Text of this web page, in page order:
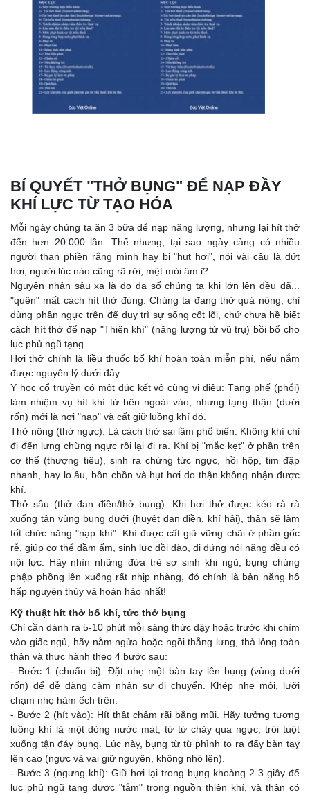
BÍ QUYẾT "THỞ BỤNG" ĐỂ NẠP ĐẦY
KHÍ LỰC TỪ TẠO HÓA
Mỗi ngày chúng ta ăn 3 bữa để nạp năng lượng, nhưng lại hít thở
đến hơn 20.000 lần. Thế nhưng, tại sao ngày càng có nhiều
người than phiền rằng mình hay bị "hụt hơi", nói vài câu là đứt
hơi, người lúc nào cũng rã rời, mệt mỏi âm ỉ?
Nguyên nhân sâu xa là do đa số chúng ta khi lớn lên đều đã...
"quên" mất cách hít thở đúng. Chúng ta đang thở quá nông, chỉ
dùng phần ngực trên để duy trì sự sống cốt lõi, chứ chưa hề biết
cách hít thở để nạp "Thiên khí" (năng lượng từ vũ trụ) bồi bổ cho
lục phủ ngũ tạng.
Hơi thở chính là liều thuốc bổ khí hoàn toàn miễn phí, nếu nắm
được nguyên lý dưới đây:
Y học cổ truyền có một đúc kết vô cùng vi diệu: Tạng phế (phổi)
làm nhiệm vụ hít khí từ bên ngoài vào, nhưng tạng thận (dưới
rốn) mới là nơi "nạp" và cất giữ luồng khí đó.
Thở nông (thở ngực): Là cách thở sai lầm phổ biến. Không khí chỉ
đi đến lưng chừng ngực rồi lại đi ra. Khí bị "mắc kẹt" ở phần trên
cơ thể (thượng tiêu), sinh ra chứng tức ngực, hồi hộp, tim đập
nhanh, hay lo âu, bồn chồn và hụt hơi do thận không nhận được
khí.
Thở sâu (thở đan điền/thở bụng): Khi hơi thở được kéo rà rà
xuống tận vùng bụng dưới (huyệt đan điền, khí hải), thận sẽ làm
tốt chức năng "nạp khí". Khí được cất giữ vững chãi ở phần gốc
rễ, giúp cơ thể đầm ấm, sinh lực dồi dào, đi đứng nói năng đều có
nội lực. Hãy nhìn những đứa trẻ sơ sinh khi ngủ, bụng chúng
phập phồng lên xuống rất nhịp nhàng, đó chính là bản năng hô
hấp nguyên thủy và hoàn hảo nhất!
Kỹ thuật hít thở bổ khí, tức thở bụng
Chỉ cần dành ra 5-10 phút mỗi sáng thức dậy hoặc trước khi chìm
vào giấc ngủ, hãy nằm ngửa hoặc ngồi thẳng lưng, thả lỏng toàn
thân và thực hành theo 4 bước sau:
- Bước 1 (chuẩn bị): Đặt nhẹ một bàn tay lên bụng (vùng dưới
rốn) để dễ dàng cảm nhận sự di chuyển. Khép nhẹ môi, lưỡi
chạm nhẹ hàm ếch trên.
- Bước 2 (hít vào): Hít thật chậm rãi bằng mũi. Hãy tưởng tượng
luồng khí là một dòng nước mát, từ từ chảy qua ngực, trôi tuột
xuống tận đáy bụng. Lúc này, bụng từ từ phình to ra đẩy bàn tay
lên cao (ngực và vai giữ nguyên, không nhô lên).
- Bước 3 (ngưng khí): Giữ hơi lại trong bụng khoảng 2-3 giây để
lục phủ ngũ tạng được "tắm" trong nguồn thiên khí, và thận có